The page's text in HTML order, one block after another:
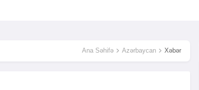
Ana Səhifə Azərbaycan Xəbər